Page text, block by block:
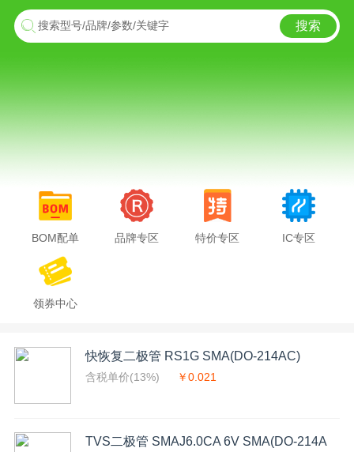
搜索型号/品牌/参数/关键字 搜索
BOM配单 品牌专区 特价专区 IC专区
领券中心
快恢复二极管 RS1G SMA(DO-214AC)
含税单价(13%) ￥0.021
TVS二极管 SMAJ6.0CA 6V SMA(DO-214A